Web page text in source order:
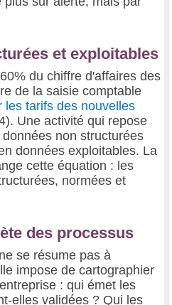
et exploitables
du chiffre d'affaires des
de la saisie comptable
les tarifs des nouvelles
Une activité qui repose
non structurées
données exploitables. La
cette équation : les
normées et
des processus
se résume pas à
impose de cartographier
: qui émet les
elles validées ? Qui les